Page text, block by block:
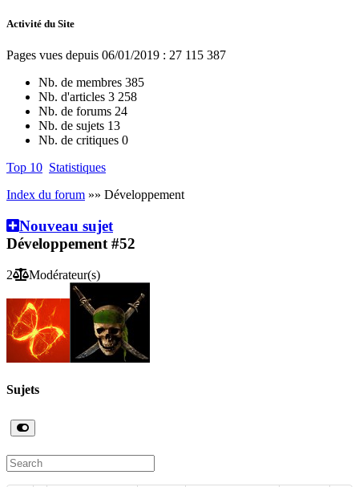
Activité du Site
Pages vues depuis 06/01/2019 : 27 115 387
Nb. de membres 385
Nb. d'articles 3 258
Nb. de forums 24
Nb. de sujets 13
Nb. de critiques 0
Top 10 Statistiques
Index du forum »» Développement
Nouveau sujet
Développement #52
2 Modérateur(s)
Sujets